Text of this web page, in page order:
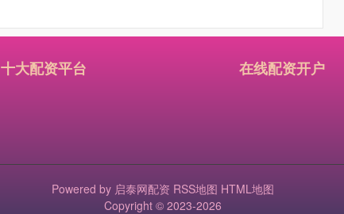
十大配资平台 在线配资开户
Powered by 启泰网配资 RSS地图 HTML地图
Copyright © 2023-2026